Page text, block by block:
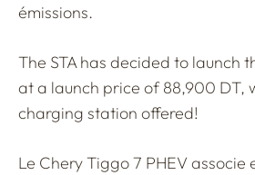
émissions.
The STA has decided to launch
at a launch price of 88,900 DT,
charging station offered!
Le Chery Tiggo 7 PHEV associe